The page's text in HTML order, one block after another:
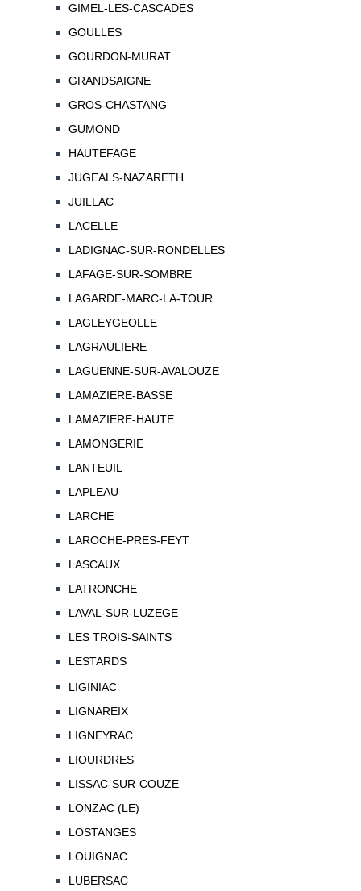
GIMEL-LES-CASCADES
GOULLES
GOURDON-MURAT
GRANDSAIGNE
GROS-CHASTANG
GUMOND
HAUTEFAGE
JUGEALS-NAZARETH
JUILLAC
LACELLE
LADIGNAC-SUR-RONDELLES
LAFAGE-SUR-SOMBRE
LAGARDE-MARC-LA-TOUR
LAGLEYGEOLLE
LAGRAULIERE
LAGUENNE-SUR-AVALOUZE
LAMAZIERE-BASSE
LAMAZIERE-HAUTE
LAMONGERIE
LANTEUIL
LAPLEAU
LARCHE
LAROCHE-PRES-FEYT
LASCAUX
LATRONCHE
LAVAL-SUR-LUZEGE
LES TROIS-SAINTS
LESTARDS
LIGINIAC
LIGNAREIX
LIGNEYRAC
LIOURDRES
LISSAC-SUR-COUZE
LONZAC (LE)
LOSTANGES
LOUIGNAC
LUBERSAC